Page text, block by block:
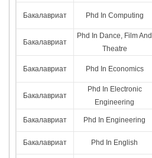
Бакалавриат Phd In Computing
Бакалавриат
Phd In Dance, Film And
Theatre
Бакалавриат Phd In Economics
Бакалавриат
Phd In Electronic
Engineering
Бакалавриат Phd In Engineering
Бакалавриат Phd In English